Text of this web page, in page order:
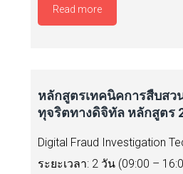
Read more
หลักสูตรเทคนิคการสืบสว
ทุจริตทางดิจิทัล หลักสูตร
Digital Fraud Investigation
ระยะเวลา: 2 วัน (09:00 –